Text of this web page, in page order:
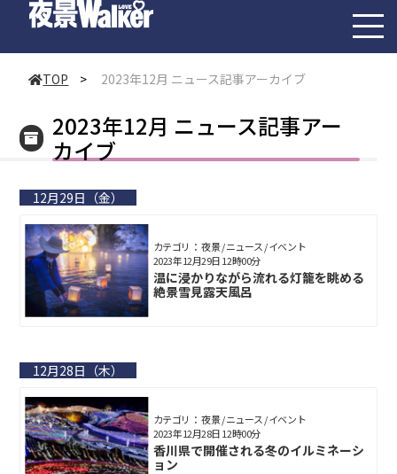
TOP > 2023年12月 ニュース記事アーカイブ
2023年12月 ニュース記事アー
カイブ
12月29日（金）
カテゴリ： 夜景 / ニュース / イベント
温に浸かりながら流れる灯籠を眺める
絶景雪見露天風呂
2023年12月29日 12時00分
12月28日（木）
カテゴリ： 夜景 / ニュース / イベント
香川県で開催される冬のイルミネーシ
ョン
2023年12月28日 12時00分